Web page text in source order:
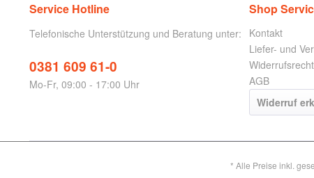
Service Hotline
Telefonische Unterstützung und Beratung unter:
0381 609 61-0
Mo-Fr, 09:00 - 17:00 Uhr
Shop
Kontakt
Liefer- und
Widerrufsrecht
AGB
Widerruf
* Alle Preise inkl.